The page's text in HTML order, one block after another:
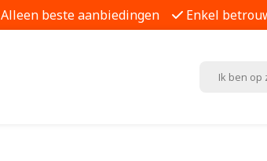
Alleen beste aanbiedingen Enkel